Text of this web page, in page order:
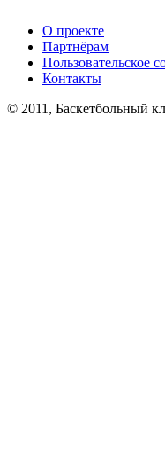
О проекте
Партнёрам
Пользовательское
Контакты
© 2011, Баскетбольный